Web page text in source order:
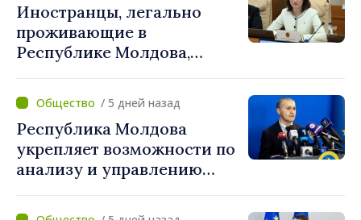
Иностранцы, легально
проживающие в
Республике Молдова,
доступ к механизмам
социальной и финансовой
интеграции
/ 5 дней назад
Республика Молдова
укрепляет возможности по
анализу и управлению
безопасности.